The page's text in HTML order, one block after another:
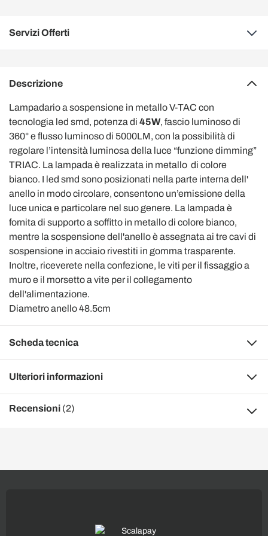
Servizi Offerti
Descrizione
Lampadario a sospensione in metallo V-TAC con
tecnologia led smd, potenza di 45W, fascio luminoso di
360° e flusso luminoso di 5000LM, con la possibilità di
regolare l’intensità luminosa della luce “funzione dimming”
TRIAC. La lampada è realizzata in metallo di colore
bianco. I led smd sono posizionati nella parte interna dell'
anello in modo circolare, consentono un’emissione della
luce unica e particolare nel suo genere. La lampada è
fornita di supporto a soffitto in metallo di colore bianco,
mentre la sospensione dell'anello è assegnata ai tre cavi di
sospensione in acciaio rivestiti in gomma trasparente.
Inoltre, riceverete nella confezione, le viti per il fissaggio a
muro e il morsetto a vite per il collegamento
dell'alimentazione.
Diametro anello 48.5cm
Scheda tecnica
Ulteriori informazioni
Recensioni (2)